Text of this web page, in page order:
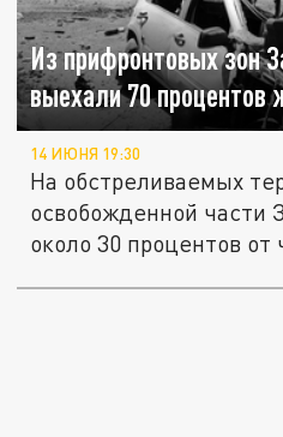
Из прифронтовых зон
выехали 70 процентов
14 ИЮНЯ 19:30
На обстреливаемых
освобожденной части
около 30 процентов от